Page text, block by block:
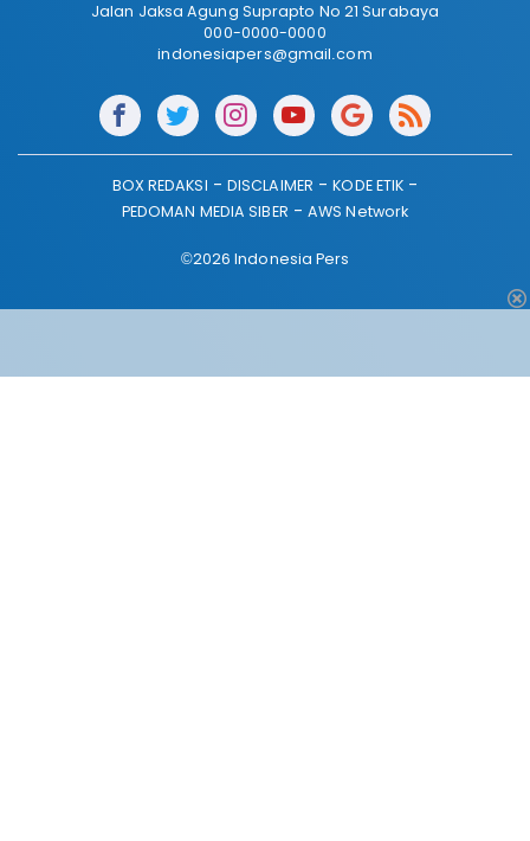
Jalan Jaksa Agung Suprapto No 21 Surabaya
000-0000-0000
indonesiapers@gmail.com
BOX REDAKSI DISCLAIMER
KODE ETIK
PEDOMAN MEDIA SIBER
AWS Network
©2026 Indonesia Pers